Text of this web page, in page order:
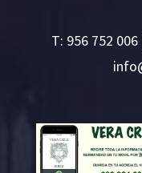
T: 956 752 006
i